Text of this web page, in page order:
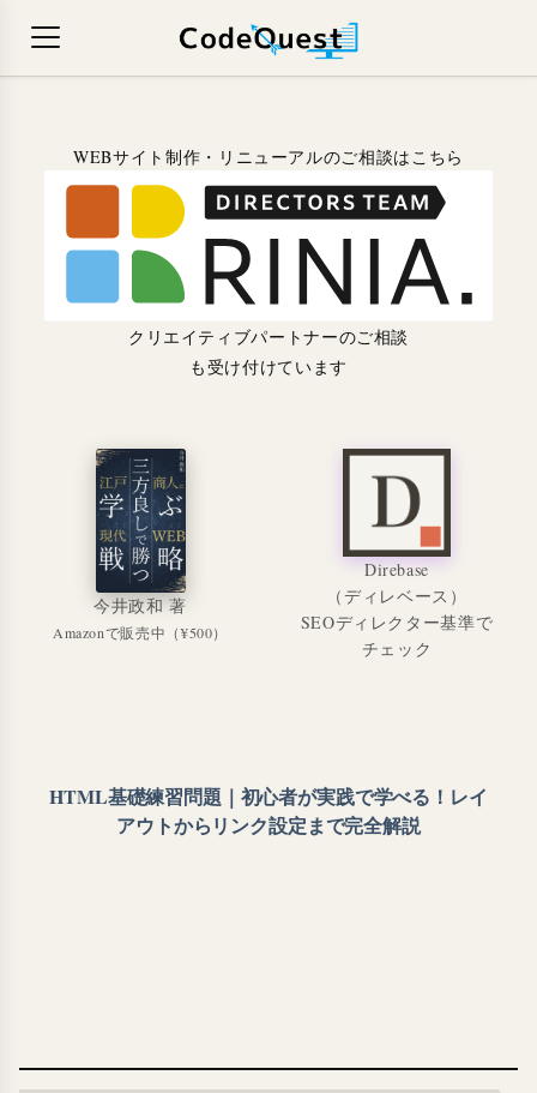
今井政和 著
Amazonで販売中（¥500）
WEBサイト制作・リニューアルのご相談はこちら
クリエイティブパートナーのご相談
も受け付けています
Direbase
（ディレベース）
SEOディレクター基準で
チェック
HTML基礎練習問題｜初心者が実践で学べる！レイ
アウトからリンク設定まで完全解説